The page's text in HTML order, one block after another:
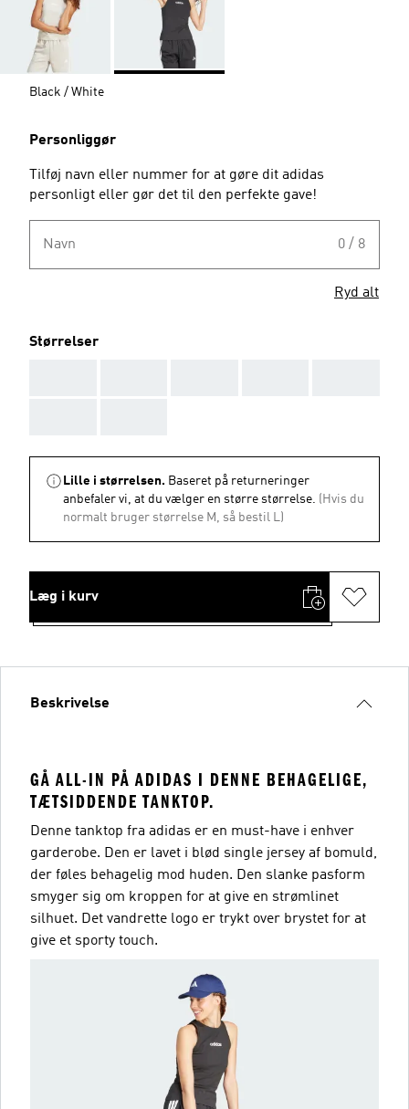
Black / White
Personliggør
Tilføj navn eller nummer for at gøre dit adidas
personligt eller gør det til den perfekte gave!
Navn 0 / 8
Ryd alt
Størrelser
Lille i størrelsen. Baseret på returneringer
anbefaler vi, at du vælger en større størrelse. (Hvis du
normalt bruger størrelse M, så bestil L)
Læg i kurv
Beskrivelse
GÅ ALL-IN PÅ ADIDAS I DENNE BEHAGELIGE,
TÆTSIDDENDE TANKTOP.
Denne tanktop fra adidas er en must-have i enhver
garderobe. Den er lavet i blød single jersey af bomuld,
der føles behagelig mod huden. Den slanke pasform
smyger sig om kroppen for at give en strømlinet
silhuet. Det vandrette logo er trykt over brystet for at
give et sporty touch.